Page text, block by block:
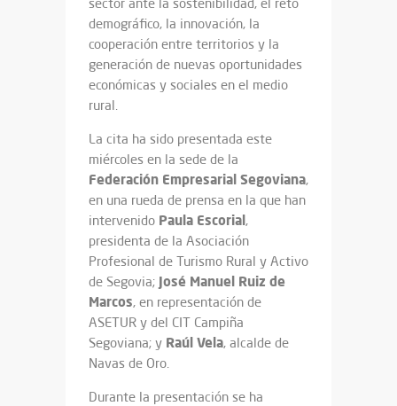
demográfico, la innovación, la
cooperación entre territorios y la
generación de nuevas oportunidades
económicas y sociales en el medio
rural.
La cita ha sido presentada este
miércoles en la sede de la
Federación Empresarial Segoviana,
en una rueda de prensa en la que han
intervenido Paula Escorial,
presidenta de la Asociación
Profesional de Turismo Rural y Activo
de Segovia; José Manuel Ruiz de
Marcos, en representación de
ASETUR y del CIT Campiña
Segoviana; y Raúl Vela, alcalde de
Navas de Oro.
Durante la presentación se ha